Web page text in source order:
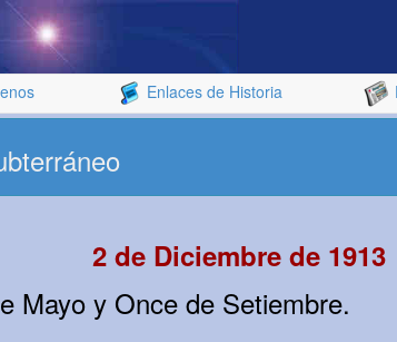
Enlaces de Historia
2 de Diciembre de 1913
Mayo y Once de Setiembre.